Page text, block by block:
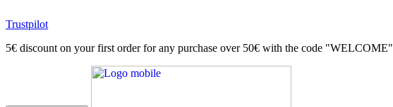
Trustpilot
5€ discount on your first order for any purchase over 50€ with the code "WELCOME"